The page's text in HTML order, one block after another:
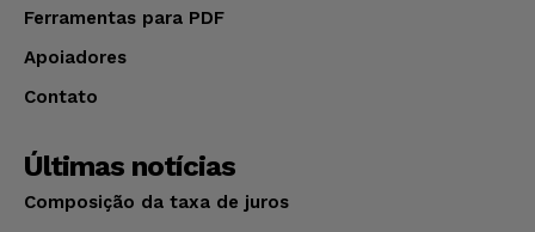
Ferramentas para PDF
Apoiadores
Contato
Últimas notícias
Composição da taxa de juros